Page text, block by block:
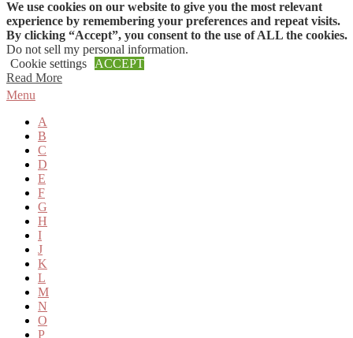
Skip to content
Menu
A
B
C
D
E
F
G
H
I
J
K
L
M
N
O
P
We use cookies on our website to give you the most relevant
experience by remembering your preferences and repeat visits.
By clicking “Accept”, you consent to the use of ALL the cookies.
Do not sell my personal information.
Cookie settings
ACCEPT
Read More